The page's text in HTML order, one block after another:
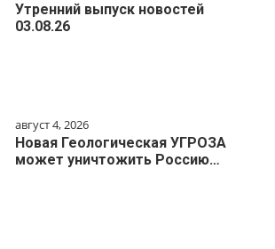
Утренний выпуск новостей
03.08.26
август 4, 2026
Новая Геологическая УГРОЗА
может уничтожить Россию…